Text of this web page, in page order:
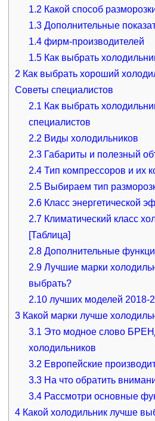
1.2 Какой способ
1.3 Дополнительные
1.4 фирм-производителей
1.5 Как выбрать
2 Как выбрать хороший
Советы специалистов
2.1 Как выбрать
специалистов
2.2 Виды холодильников
2.3 Габариты и полезный
2.4 Тип компрессоров и их
2.5 Выбираем тип
2.6 Класс энергетической
2.7 Климатический класс
[Таблица]
2.8 Дополнительные
2.9 Лучшие марки
выбрать?
2.10 лучших моделей 2018-
3Какой марки лучше
3.1 Это модное слово
холодильников
3.2 Европейские
3.3 На что обратить
3.4 Рассмотри основные
4Какой холодильник лучше